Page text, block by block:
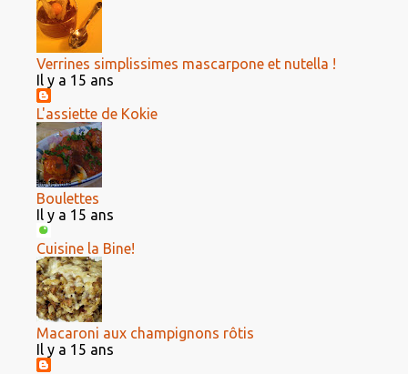
Verrines simplissimes mascarpone et nutella !
Il y a 15 ans
L'assiette de Kokie
Boulettes
Il y a 15 ans
Cuisine la Bine!
Macaroni aux champignons rôtis
Il y a 15 ans